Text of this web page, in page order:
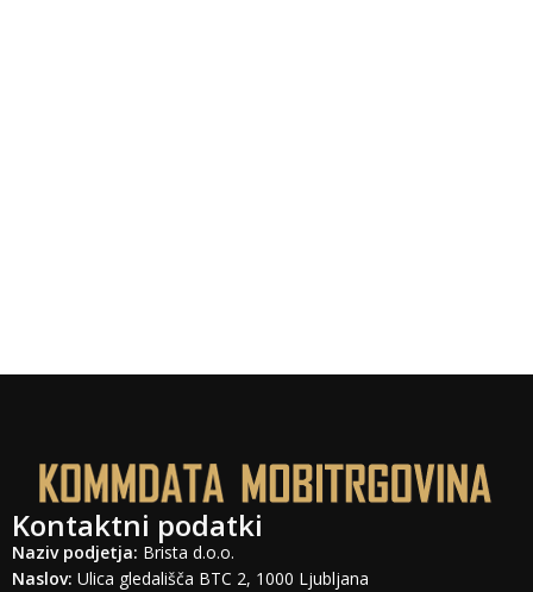
Kontaktni podatki
Naziv podjetja: Brista d.o.o.
Naslov: Ulica gledališča BTC 2, 1000 Ljubljana